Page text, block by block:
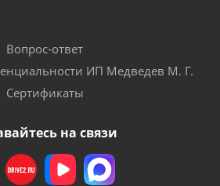
Вопрос-ответ
ИП Медведев М. Г.
Сертификаты
на связи